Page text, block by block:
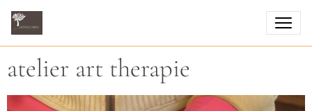
atelier art therapie